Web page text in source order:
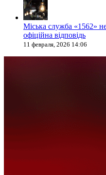
Міська служба «1562»
офіційна відповідь
11 февраля, 2026 14:06